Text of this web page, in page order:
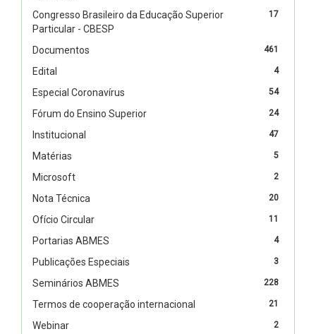
17
Congresso Brasileiro da Educação Superior
Particular - CBESP
461
Documentos
4
Edital
54
Especial Coronavírus
24
Fórum do Ensino Superior
47
Institucional
5
Matérias
2
Microsoft
20
Nota Técnica
11
Ofício Circular
4
Portarias ABMES
3
Publicações Especiais
228
Seminários ABMES
21
Termos de cooperação internacional
2
Webinar